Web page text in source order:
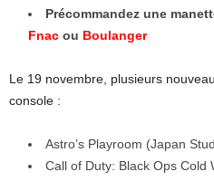
Précommandez une
Fnac ou Boulanger
Le 19 novembre, plusieurs
console :
Astro’s Playroom (Japan
Call of Duty: Black Ops Cold